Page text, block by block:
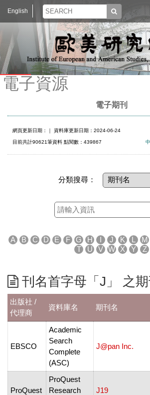
English
電子資源
電子期刊
網頁更新日期： ｜ 資料庫更新日期：2024-06-24
目前共計90621筆資料 點閱數：439867
分類搜尋：
A B C D E F G H I J K L M
T
U V W X Y Z
刊名首字母「J」 之期
出版社 /
代理商
資料庫名 期刊名
EBSCO
Academic
Search
Complete
(ASC)
J@pan Inc.
ProQuest
ProQuest
Research
J19